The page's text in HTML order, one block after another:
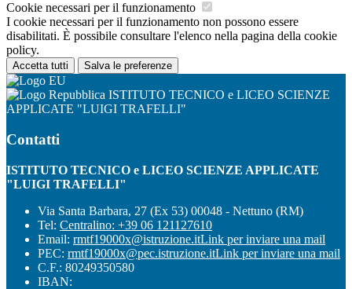
Cookie necessari per il funzionamento
I cookie necessari per il funzionamento non possono essere
disabilitati. È possibile consultare l'elenco nella pagina della cookie
policy.
Accetta tutti Salva le preferenze
ISTITUTO TECNICO e LICEO SCIENZE
APPLICATE "LUIGI TRAFELLI"
Contatti
ISTITUTO TECNICO e LICEO SCIENZE APPLICATE
"LUIGI TRAFELLI"
Via Santa Barbara, 27 (Ex 53) 00048 - Nettuno (RM)
Tel: Centralino: +39 06 121127610
Email: rmtf19000x@istruzione.itLink per inviare una mail
PEC: rmtf19000x@pec.istruzione.itLink per inviare una mail
C.F.: 80249350580
IBAN: